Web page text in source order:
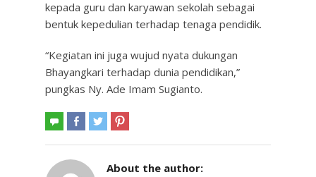
kepada guru dan karyawan sekolah sebagai
bentuk kepedulian terhadap tenaga pendidik.
“Kegiatan ini juga wujud nyata dukungan
Bhayangkari terhadap dunia pendidikan,”
pungkas Ny. Ade Imam Sugianto.
About the author: